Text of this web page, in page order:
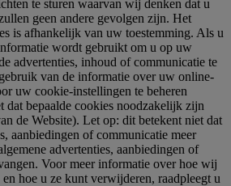
te sturen waarvan wij denken dat u
geen andere gevolgen zijn. Het
is afhankelijk van uw toestemming. Als u
wordt gebruikt om u op uw
advertenties, inhoud of communicatie te
van de informatie over uw online-
uw cookie-instellingen te beheren
dat bepaalde cookies noodzakelijk zijn
de Website). Let op: dit betekent niet dat
aanbiedingen of communicatie meer
advertenties, aanbiedingen of
Voor meer informatie over hoe wij
hoe u ze kunt verwijderen, raadpleegt u